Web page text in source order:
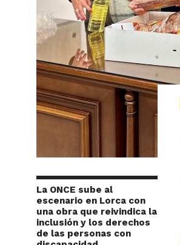
La ONCE sube al
escenario en Lorca con
una obra que reivindica la
inclusión y los derechos
de las personas con